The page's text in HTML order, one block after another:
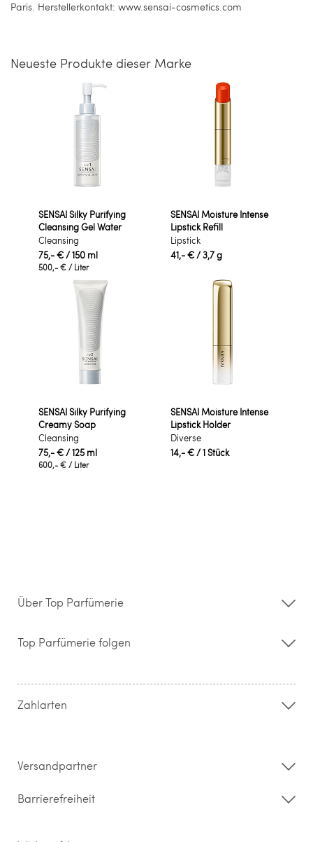
Paris. Herstellerkontakt: www.sensai-cosmetics.com
Neueste Produkte dieser Marke
SENSAI Silky Purifying
Cleansing Gel Water
Cleansing
75,- €/ 150 ml
500,- € / Liter
SENSAI Moisture Intense
Lipstick Refill
Lipstick
41,- €/ 3,7 g
SENSAI Silky Purifying
Creamy Soap
Cleansing
75,- €/ 125 ml
600,- € / Liter
SENSAI Moisture Intense
Lipstick Holder
Diverse
14,- €/ 1 Stück
Über Top Parfümerie
Storefinder
Kontakt
Widerrufsrecht & Rückgabebedingungen
Top Parfümerie folgen
Zahlarten
Versandpartner
Barrierefreiheit